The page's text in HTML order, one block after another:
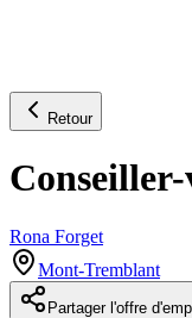
Retour
Rona Forget
Mont-Tremblant
Partager l'offre